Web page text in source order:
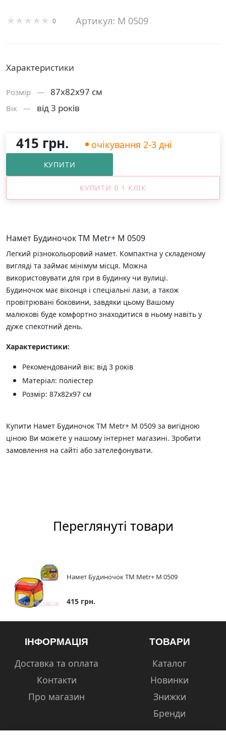
0 Артикул: M 0509
Характеристики
Розмiр — 87х82х97 см
Вік — від 3 років
415 грн. очікування 2-3 дні
КУПИТИ
КУПИТИ В 1 КЛІК
Намет Будиночок TM Metr+ M 0509
Легкий різнокольоровий намет. Компактна у складеному
вигляді та займає мінімум місця. Можна
використовувати для гри в будинку чи вулиці.
Будиночок має віконця і спеціальні лази, а також
провітрювані боковини, завдяки цьому Вашому
малюкові буде комфортно знаходитися в ньому навіть у
дуже спекотний день.
Характеристики:
Рекомендований вік: від 3 років
Матеріал: поліестер
Розмір: 87х82х97 см
Купити Намет Будиночок TM Metr+ M 0509 за вигідною
ціною Ви можете у нашому інтернет магазині. Зробити
замовлення на сайті або зателефонувати.
Переглянуті товари
Намет Будиночок TM Metr+ M 0509
415 грн.
ІНФОРМАЦІЯ
Доставка та оплата
Контакти
Про магазин
ТОВАРИ
Каталог
Новинки
Знижки
Бренди